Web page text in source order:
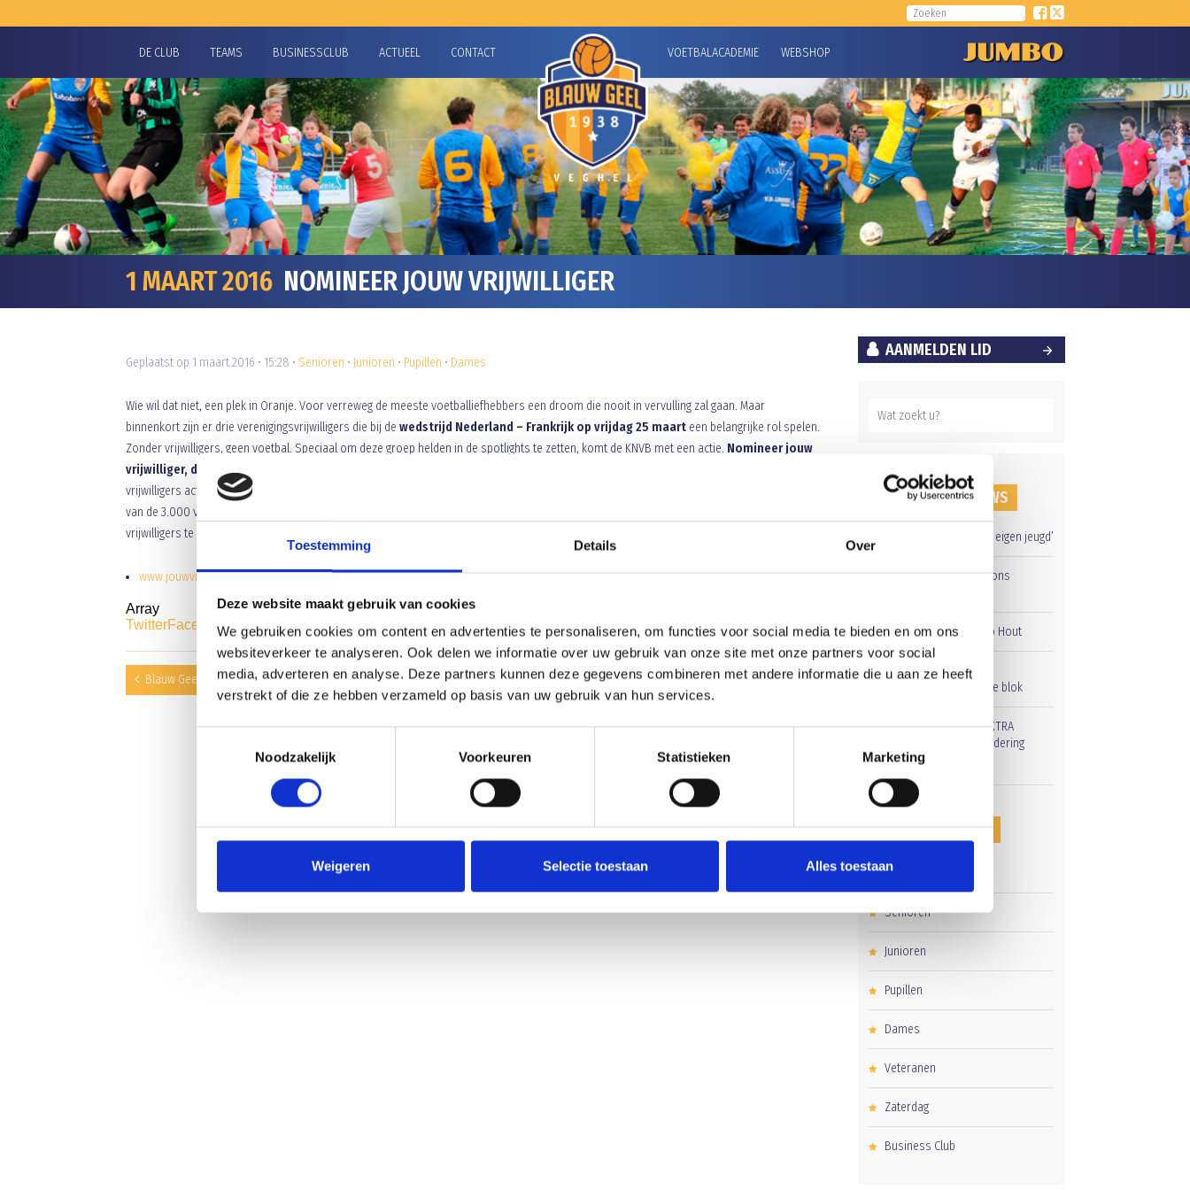
Toestemming Details Over
Deze website maakt gebruik van cookies
We gebruiken cookies om content en advertenties te personaliseren, om functies voor social media te bieden en om ons
websiteverkeer te analyseren. Ook delen we informatie over uw gebruik van onze site met onze partners voor social
media, adverteren en analyse. Deze partners kunnen deze gegevens combineren met andere informatie die u aan ze heeft
verstrekt of die ze hebben verzameld op basis van uw gebruik van hun services.
Noodzakelijk
Voorkeuren Statistieken Marketing
Weigeren Selectie toestaan Alles toestaan
DE CLUB TEAMS BUSINESSCLUB ACTUEEL CONTACT VOETBALACADEMIE WEBSHOP
1 MAART 2016 NOMINEER JOUW VRIJWILLIGER
Geplaatst op 1 maart 2016 • 15:28 • Senioren • Junioren • Pupillen • Dames
Wie wil dat niet, een plek in Oranje. Voor verreweg de meeste voetballiefhebbers een droom die nooit in vervulling zal gaan. Maar
binnenkort zijn er drie verenigingsvrijwilligers die bij de wedstrijd Nederland – Frankrijk op vrijdag 25 maart een belangrijke rol spelen.
Zonder vrijwilligers, geen voetbal. Speciaal om deze groep helden in de spotlights te zetten, komt de KNVB met een actie. Nomineer jouw
vrijwilliger, dan maakt hij of zij kans om mee te draaien met Oranje
vrijwilligers actief, waardoor we voor deze wedstrijd hebben gekozen om een voorzitter, een terreinknecht en een koffiejuffrouw van één
van de 3.000 verenigingen in Nederland in het zonnetje te zetten. Met deze actie willen we voetballiefhebbers de mogelijkheid geven
vrijwilligers te bedanken die het voor hen week in, week uit mogelijk maken van voetbal te genieten!
www.jouwvrijwilligerinoranje.nl/
Array
TwitterFacebook WhatsApp
Blauw Geel ’38/JUMBO verlengt samenwerking met veel spelers! Een verdiend punt tegen de koploper.
AANMELDEN LID
RECENT NIEUWS
‘Méér kansen voor de eigen jeugd’
Groot onderhoud op ons
Overwinning op Mierlo Hout
Gelijkspel in eerste
oefenwedstrijd tweede blok
Uitnodiging voor de EXTRA
Algemene Ledenvergadering
CATEGORIEËN
Clubnieuws
Senioren
Junioren
Pupillen
Dames
Veteranen
Zaterdag
Business Club